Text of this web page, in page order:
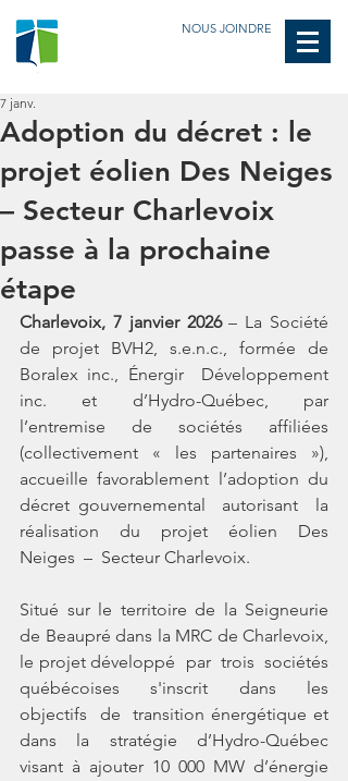
NOUS JOINDRE
Adoption du décret : le
projet éolien Des Neiges
– Secteur Charlevoix
passe à la prochaine
étape
7 janv.
Charlevoix, 7 janvier 2026 – La Société
de projet BVH2, s.e.n.c., formée de
Boralex inc., Énergir  Développement
inc.  et  d’Hydro-Québec,  par
l’entremise  de  sociétés  affiliées
(collectivement  «  les  partenaires  »),
accueille  favorablement  l’adoption  du
décret gouvernemental  autorisant  la
réalisation  du  projet  éolien  Des
Neiges  –  Secteur Charlevoix.
Situé sur le territoire de la Seigneurie
de Beaupré dans la MRC de Charlevoix,
le projet développé  par  trois  sociétés
québécoises  s'inscrit  dans  les
objectifs  de  transition énergétique et
dans la stratégie d’Hydro-Québec
visant à ajouter 10 000 MW d’énergie